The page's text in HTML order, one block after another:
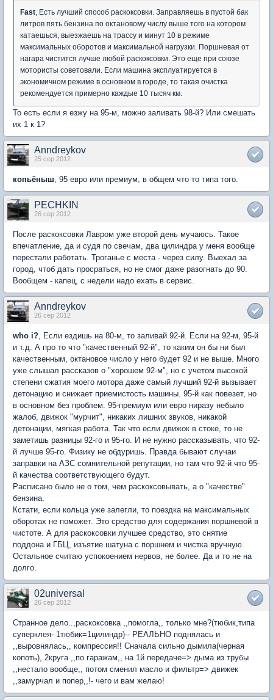
Fast, Есть лучший способ раскоксовки. Заправляешь в пустой бак
литров пять бензина по октановому числу выше того на котором
катаешься, выезжаешь на трассу и минут 10 в режиме
максимальных оборотов и максимальной нагрузки. Поршневая от
нагара чистится лучше любой раскоксовки. Это еще при союзе
мотористы советовали. Если машина эксплуатируется в
экономичном режиме в основном в городе, то такая очистка
рекомендуется примерно каждые 10 тысяч км.
То есть если я езжу на 95-м, можно заливать 98-й? Или смешать
их 1 к 1?
Anndreykov
25 сер 2012
копьёныш, 95 евро или премиум, в общем что то типа того.
PECHKIN
26 сер 2012
После раскоксовки Лавром уже второй день мучаюсь. Такое
впечатление, да и судя по свечам, два цилиндра у меня вообще
перестали работать. Троганье с места - через силу. Выехал за
город, чтоб дать просраться, но не смог даже разогнать до 90.
Вообщем - капец, с недели надо ехать в сервис.
Anndreykov
26 сер 2012
who i?, Если ездишь на 80-м, то заливай 92-й. Если на 92-м, 95-й
и т.д. А про то что "качественный 92-й", то каким он бы ни был
качественным, октановое число у него будет 92 и не выше. Много
уже слышал рассказов о "хорошем 92-м", но с учетом высокой
степени сжатия моего мотора даже самый лучший 92-й вызывает
детонацию и снижает приемистость машины. 95-й как повезет, но
в основном без проблем. 95-премиум или евро ниразу небыло
жалоб, движок "мурчит", никаких лишних звуков, никакой
детонации, мягкая работа. Так что если движок в стоке, то не
заметишь разницы 92-го и 95-го. И не нужно рассказывать, что 92-
й лучше 95-го. Физику не обдуришь. Правда бывают случаи
заправки на АЗС сомнительной репутации, но там что 92-й что 95-
й качества соответствующего будут.
Расписано было не о том, чем раскоксовывать, а о "качестве"
бензина.
Кстати, если кольца уже залегли, то поездка на максимальных
оборотах не поможет. Это средство для содержания поршневой в
чистоте. А для раскоксовки лучшее средство, это снятие
поддона и ГБЦ, изъятие шатуна с поршнем и чистка вручную.
Остальное считаю успокоением нервов, не более. Да и то не на
долго.
02universal
26 сер 2012
Странное дело..,раскоксовка ,,помогла,, только мне?(тюбик,типа
суперклея- 1тюбик=1цилиндр)-- РЕАЛЬНО поднялась и
,,выровнялась,, компрессия!! Сначала сильно дымила(черная
копоть), 2круга ,,по гаражам,, на 1й передаче=> дыма из трубы
,,нестало вообще,, потом сменил масло и фильтр=> движек
,,замурчал и попер,,!- чего и вам желаю!